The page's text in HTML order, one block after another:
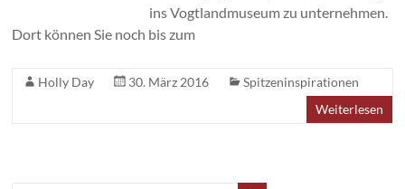
ins Vogtlandmuseum zu unternehmen.
Dort können Sie noch bis zum
Holly Day 30. März 2016
Spitzeninspirationen
Weiterlesen